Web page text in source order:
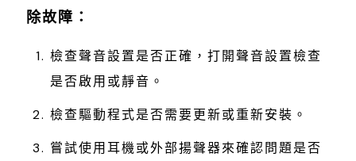
除故障：
檢查聲音設置是否正確，打開聲音設置檢查
是否啟用或靜音。
檢查驅動程式是否需要更新或重新安裝。
嘗試使用耳機或外部揚聲器來確認問題是否